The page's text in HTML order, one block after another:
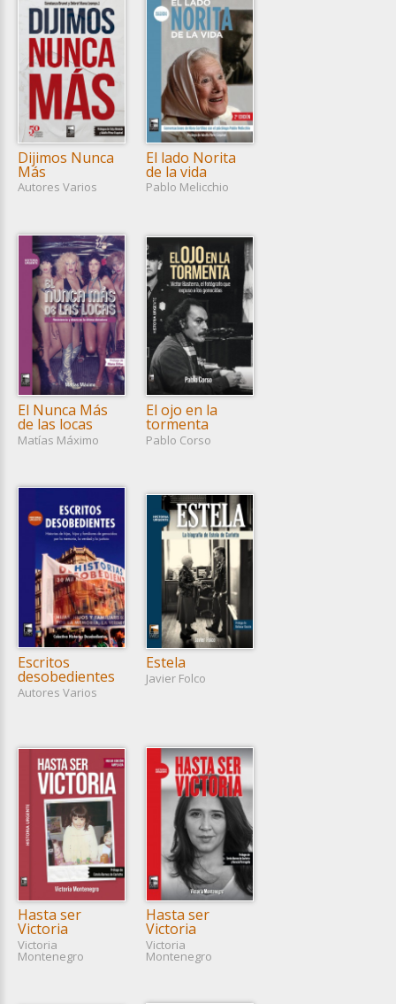
Dijimos Nunca
Más
Autores Varios
El lado Norita
de la vida
Pablo Melicchio
El Nunca Más
de las locas
Matías Máximo
El ojo en la
tormenta
Pablo Corso
Escritos
desobedientes
Autores Varios
Estela
Javier Folco
Hasta ser
Victoria
Victoria
Montenegro
Hasta ser
Victoria
Victoria
Montenegro